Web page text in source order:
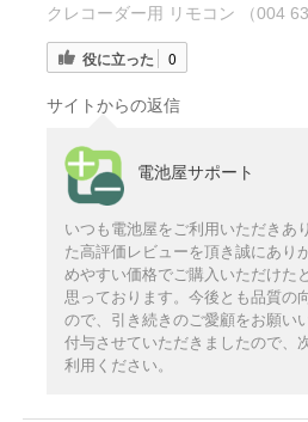
クレコーダー用 リモコン （004
役に立った 0
サイトからの返信
電池屋サポート
いつも電池屋をご利用いただきあ
た高評価レビューを頂き誠にあり
めやすい価格でご購入いただけた
思っております。今後とも品質の
ので、引き続きのご愛顧をお願い
付与させていただきましたので、
利用ください。